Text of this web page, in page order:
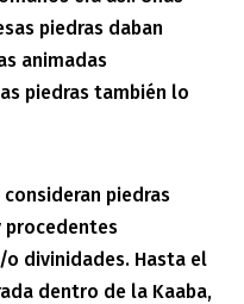
piedras daban
animadas
piedras también lo
piedras
procedentes
divinidades. Hasta el
dentro de la Kaaba,